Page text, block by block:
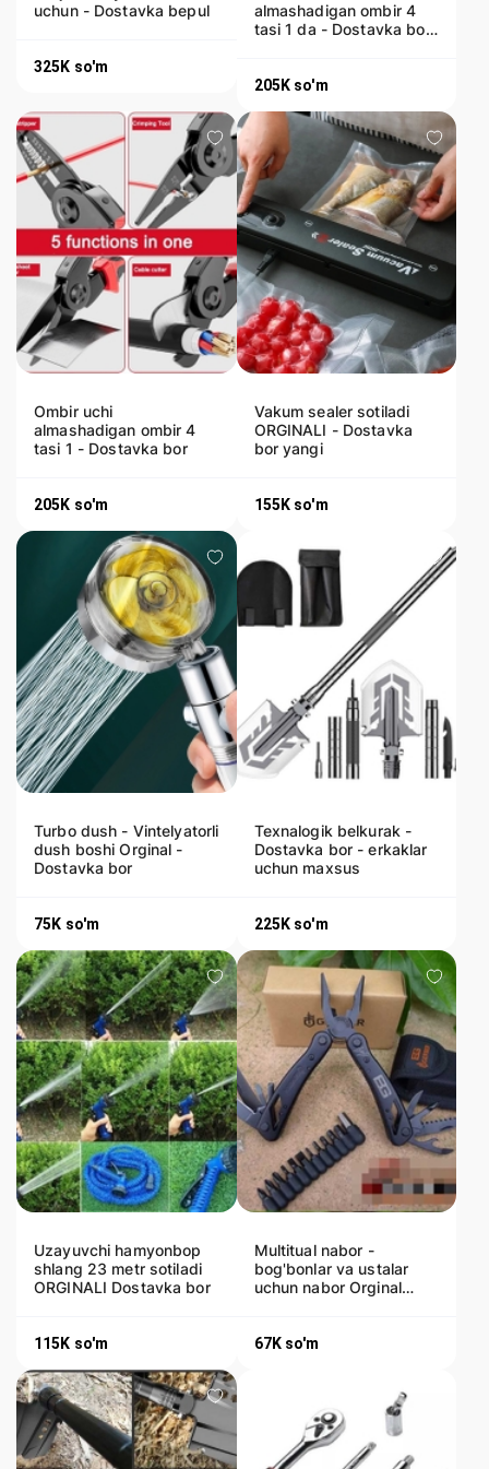
uchun - Dostavka bepul
325K so'm
almashadigan ombir 4
tasi 1 da - Dostavka bor
205K so'm
Ombir uchi
almashadigan ombir 4
tasi 1 - Dostavka bor
205K so'm
Vakum sealer sotiladi
ORGINALI - Dostavka
bor yangi
155K so'm
Turbo dush - Vintelyatorli
dush boshi Orginal -
Dostavka bor
75K so'm
Texnalogik belkurak -
Dostavka bor - erkaklar
uchun maxsus
225K so'm
Uzayuvchi hamyonbop
shlang 23 metr sotiladi
ORGINALI Dostavka bor
115K so'm
Multitual nabor -
bog'bonlar va ustalar
uchun nabor Orginal
67K so'm